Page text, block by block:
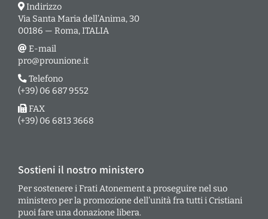
Indirizzo
Via Santa Maria dell’Anima, 30
00186 — Roma, ITALIA
E-mail
pro@prounione.it
Telefono
(+39) 06 687 9552
FAX
(+39) 06 6813 3668
Sostieni il nostro ministero
Per sostenere i Frati Atonement a proseguire nel suo
ministero per la promozione dell’unità fra tutti i Cristiani
puoi fare una donazione libera.